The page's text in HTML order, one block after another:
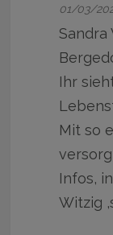
01/03/
Sandra
Ihr
Mit so
Infos,
Witzig